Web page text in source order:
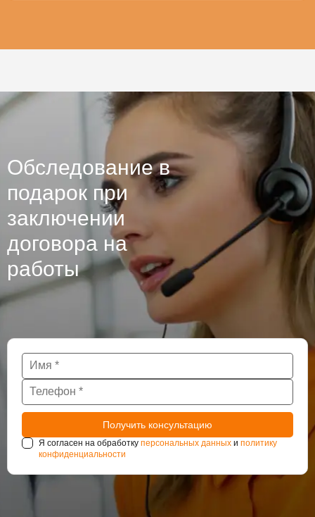
Обследование в
подарок при
заключении
договора на
работы
Я согласен на обработку персональных данных и политику
конфиденциальности